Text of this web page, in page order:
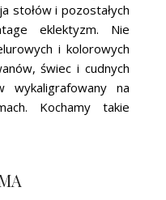
stołów i pozostałych
eklektyzm. Nie
i kolorowych
świec i cudnych
wykaligrafowany na
Kochamy takie